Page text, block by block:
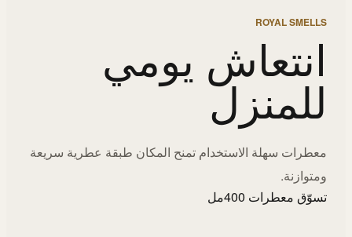
ROYAL SMELLS
انتعاش يومي
للمنزل
معطرات سهلة الاستخدام تمنح المكان طبقة عطرية سريعة
ومتوازنة.
تسوّق معطرات 400مل